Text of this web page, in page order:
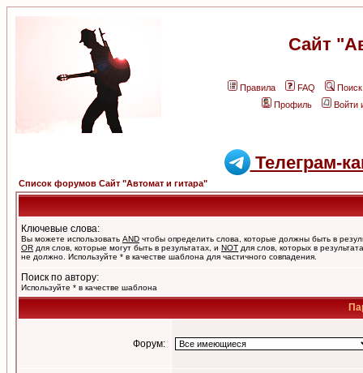
Сайт
Правила FAQ
Поиск
Профиль
Войти
Телеграм-
Список форумов Сайт "Автомат и гитара"
Ключевые слова:
Вы можете использовать AND чтобы определить слова, которые должны быть в
OR для слов, которые могут быть в результатах, и NOT для слов, которых в
не должно. Используйте * в качестве шаблона для частичного совпадения.
Поиск по автору:
Используйте * в качестве шаблона
Форум: